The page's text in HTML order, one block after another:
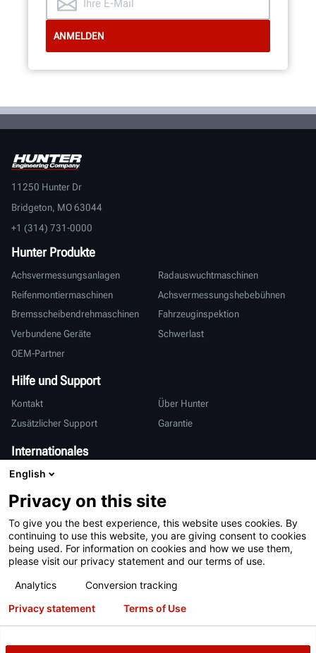
11250 Hunter Dr
Bridgeton, MO 63044
+1 (314) 731-0000
Hunter Produkte
Achsvermessungsanlagen
Radauswuchtmaschinen
Reifenmontiermaschinen
Achsvermessungshebebühnen
Bremsscheibendrehmaschinen
Fahrzeuginspektion
Verbundene Geräte
Schwerlast
OEM-Partner
Hilfe und Support
Kontakt
Über Hunter
Zusätzlicher Support
Garantie
Internationales
Vertrieb & Service
亨特中国
Nutzungsbedingungen
Datenschutzerklärung
Informationen zur Verarbeitung Ihrer personenbezogenen Daten
Patente
Anmeldung
English
Privacy on this site
To give you the best experience, this website uses cookies. By
continuing to use this website, you are giving consent to cookies
being used. For information on cookies and how we use them,
please visit our privacy statement and our terms of use.
Analytics
Conversion tracking
Privacy statement Terms of Use